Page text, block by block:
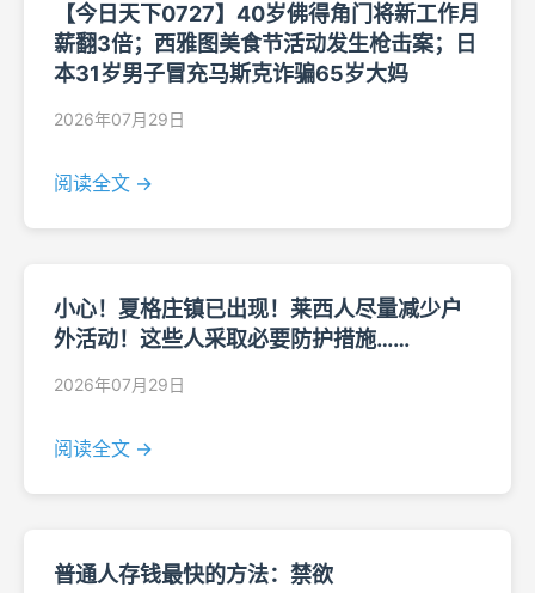
【今日天下0727】40岁佛得角门将新工作月
薪翻3倍；西雅图美食节活动发生枪击案；日
本31岁男子冒充马斯克诈骗65岁大妈
2026年07月29日
阅读全文 →
小心！夏格庄镇已出现！莱西人尽量减少户
外活动！这些人采取必要防护措施……
2026年07月29日
阅读全文 →
普通人存钱最快的方法：禁欲